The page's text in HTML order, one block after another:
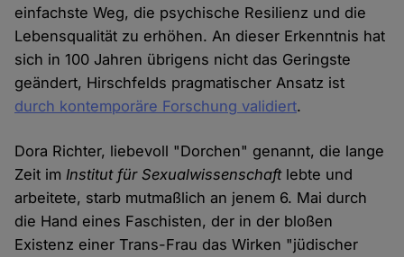
einfachste Weg, die psychische Resilienz und die
Lebensqualität zu erhöhen. An dieser Erkenntnis hat
sich in 100 Jahren übrigens nicht das Geringste
geändert, Hirschfelds pragmatischer Ansatz ist
durch kontemporäre Forschung validiert.
Dora Richter, liebevoll "Dorchen" genannt, die lange
Zeit im Institut für Sexualwissenschaftlebte und
arbeitete, starb mutmaßlich an jenem 6. Mai durch
die Hand eines Faschisten, der in der bloßen
Existenz einer Trans-Frau das Wirken "jüdischer